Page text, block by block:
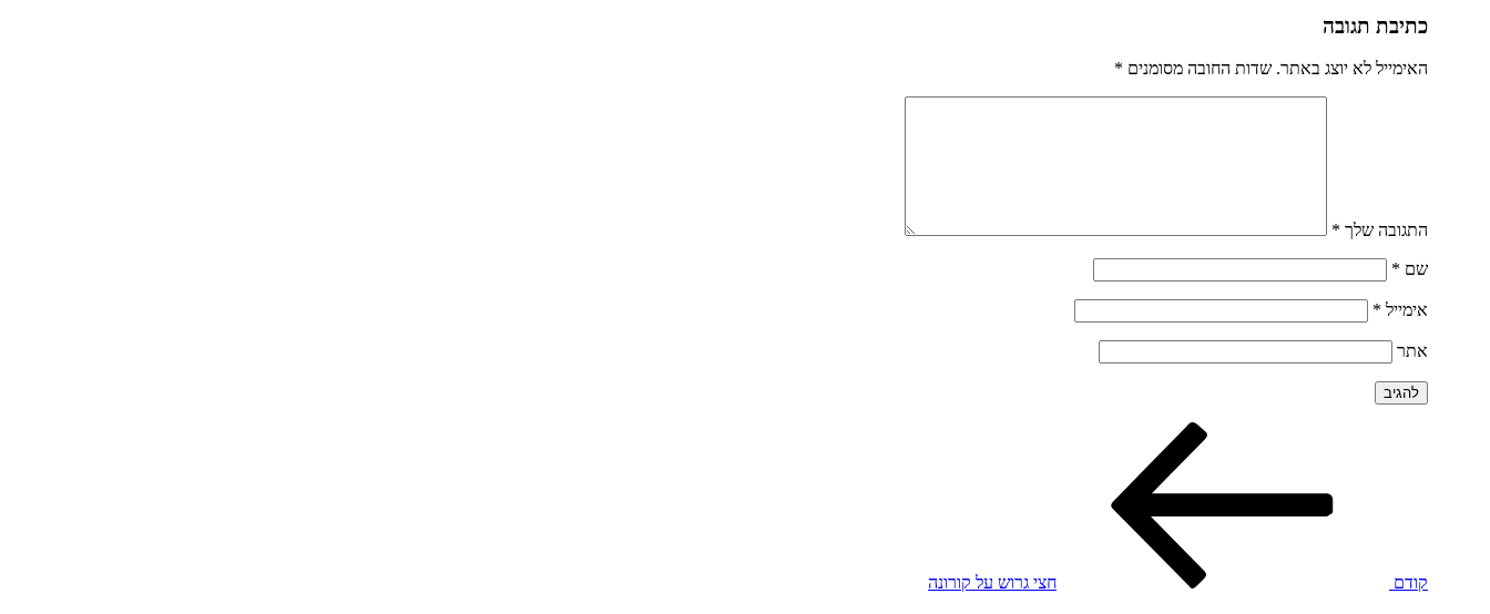
כתיבת תגובה
האימייל לא יוצג באתר. שדות החובה מסומנים *
התגובה שלך *
שם *
אימייל *
אתר
קודם חצי גרוש על קורונה